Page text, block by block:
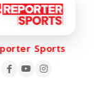
Sports